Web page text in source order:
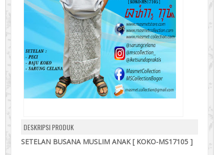
DESKRIPSI PRODUK
SETELAN BUSANA MUSLIM ANAK [ KOKO-MS17105 ]